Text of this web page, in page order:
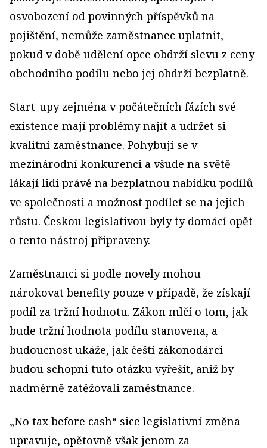
osvobození od povinných příspěvků na
pojištění, nemůže zaměstnanec uplatnit,
pokud v době udělení opce obdrží slevu z ceny
obchodního podílu nebo jej obdrží bezplatně.
Start-upy zejména v počátečních fázích své
existence mají problémy najít a udržet si
kvalitní zaměstnance. Pohybují se v
mezinárodní konkurenci a všude na světě
lákají lidi právě na bezplatnou nabídku podílů
ve společnosti a možnost podílet se na jejich
růstu. Českou legislativou byly ty domácí opět
o tento nástroj připraveny.
Zaměstnanci si podle novely mohou
nárokovat benefity pouze v případě, že získají
podíl za tržní hodnotu. Zákon mlčí o tom, jak
bude tržní hodnota podílu stanovena, a
budoucnost ukáže, jak čeští zákonodárci
budou schopni tuto otázku vyřešit, aniž by
nadměrně zatěžovali zaměstnance.
„No tax before cash“ sice legislativní změna
upravuje, opětovně však jenom za